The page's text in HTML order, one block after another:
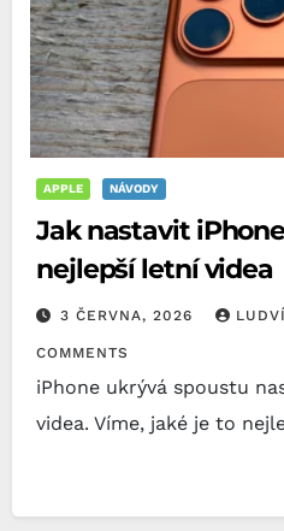
APPLE NÁVODY
Jak nastavit
nejlepší letní videa
3 ČERVNA, 2026
COMMENTS
iPhone ukrývá spoustu
videa. Víme, jaké je to